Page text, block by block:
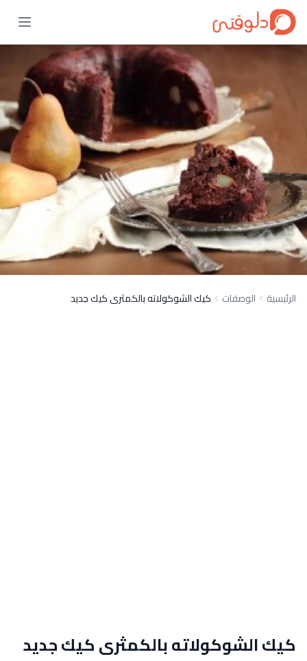
الرئيسية الوصفات كيك الشوكولاته بالكمثرى كيك جديد
كيك الشوكولاته بالكمثرى كيك جديد